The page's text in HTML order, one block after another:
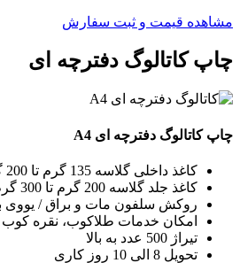
مشاهده قیمت و ثبت سفارش
چاپ کاتالوگ دفترچه ای
چاپ کاتالوگ دفترچه ای A4
کاغذ داخلی گلاسه 135 گرم تا 200 گرم
کاغذ جلد گلاسه 200 گرم تا 300 گرم
روکش سلفون مات و براق / یووی
امکان خدمات طلاکوب، نقره
تیراژ 500 عدد به بالا
تحویل 8 الی 10 روز کاری